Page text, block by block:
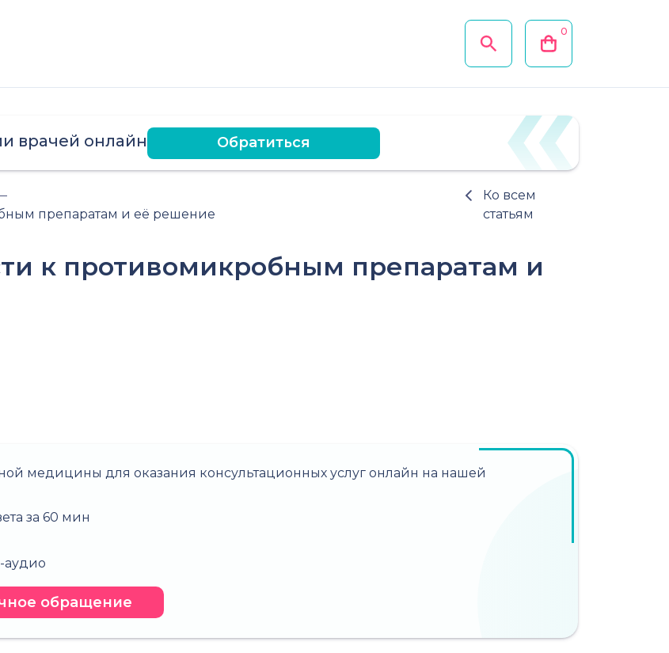
0
врачей онлайн Обратиться
препаратам и её решение
Ко всем
статьям
к противомикробным препаратам и
медицины для оказания консультационных услуг онлайн на нашей
за 60 мин
аудио
обращение